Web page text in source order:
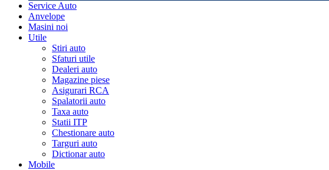
Service Auto
Anvelope
Masini noi
Utile
Stiri auto
Sfaturi utile
Dealeri auto
Magazine piese
Asigurari RCA
Spalatorii auto
Taxa auto
Statii ITP
Chestionare auto
Targuri auto
Dictionar auto
Mobile